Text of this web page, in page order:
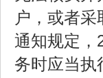
户，或者采
通知规定，
务时应当执